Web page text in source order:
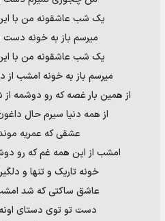
یک شب عاشقونه من با
میرسم باز به خونه دست
یک شب عاشقونه من با
میرسم باز به خونه امشب
از همین بار غصه که رو دوشمه
از همه دنیا سیرم حال
عشقی که عمریه
امشب از این همه غم که رو
خونه تاریک و تنها و
عاشق ساکتی که شد
دست تو توی دستای